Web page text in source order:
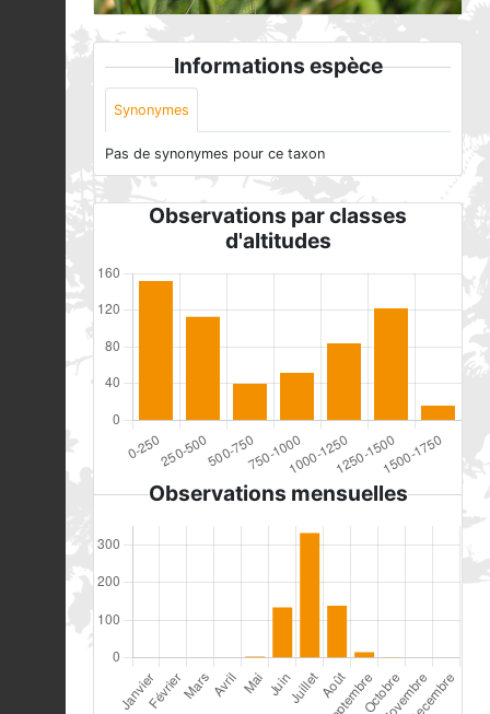
Informations espèce
Synonymes
Pas de synonymes pour ce taxon
Observations par classes
d'altitudes
Observations mensuelles